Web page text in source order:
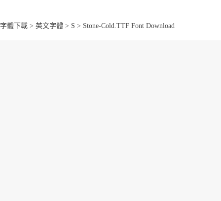
字體下載 > 英文字體 > S > Stone-Cold.TTF Font Download